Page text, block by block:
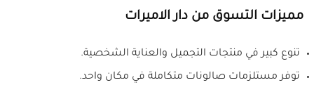
مميزات التسوق من دار الاميرات
تنوع كبير في منتجات التجميل والعناية الشخصية.
توفر مستلزمات صالونات متكاملة في مكان واحد.